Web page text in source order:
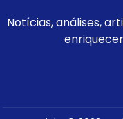
Notícias, análises,